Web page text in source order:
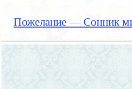
Пожелание — Сонник